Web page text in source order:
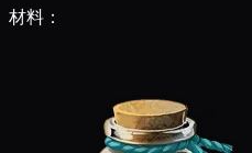
材料：